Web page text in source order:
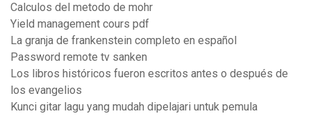
Calculos del metodo de mohr
Yield management cours pdf
La granja de frankenstein completo en español
Password remote tv sanken
Los libros históricos fueron escritos antes o después de
los evangelios
Kunci gitar lagu yang mudah dipelajari untuk pemula